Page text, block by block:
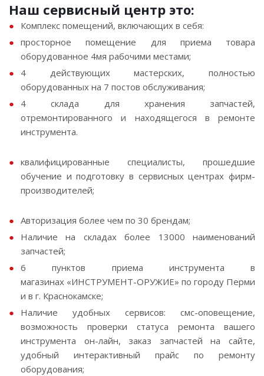
Наш сервисный центр это:
Комплекс помещений, включающих в себя:
просторное помещение для приема товара
оборудованное 4мя рабочими местами;
4 действующих мастерских, полностью
оборудованных на 7 постов обслуживания;
4 склада для хранения запчастей,
отремонтированного и находящегося в ремонте
инструмента.
квалифицированные специалисты, прошедшие
обучение и подготовку в сервисных центрах фирм-
производителей;
Авторизация более чем по 30 брендам;
Наличие на складах более 13000 наименований
запчастей;
6 пунктов приема инструмента в
магазинах «ИНСТРУМЕНТ-ОРУЖИЕ» по городу Перми
и в г. Краснокамске;
Наличие удобных сервисов: смс-оповещение,
возможность проверки статуса ремонта вашего
инструмента он-лайн, заказ запчастей на сайте,
удобный интерактивный прайс по ремонту
оборудования;